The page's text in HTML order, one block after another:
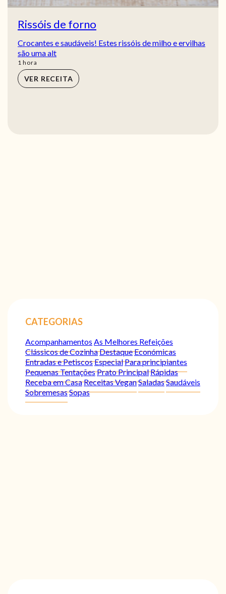
Rissóis de forno
Crocantes e saudáveis! Estes rissóis de milho e ervilhas
são uma alt
1 hora
hora
VER RECEITA
CATEGORIAS
Acompanhamentos As Melhores Refeições
Clássicos de CozinhaDestaqueEconómicas
Entradas e PetiscosEspecialPara principiantes
Pequenas TentaçõesPrato PrincipalRápidas
Receba em CasaReceitas VeganSaladasSaudáveis
SobremesasSopas